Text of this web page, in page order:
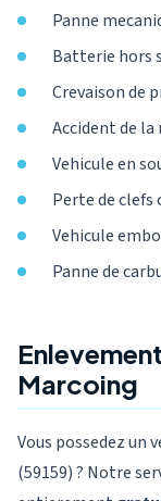
Panne
Batterie hors
Crevaison de
Accident de la
Vehicule en
Perte de clefs
Vehicule
Panne de
Marcoing
Vous possedez un
(59159) ? Notre